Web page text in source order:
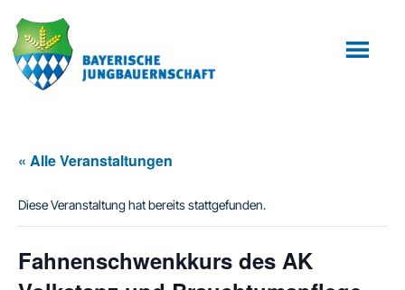
Inhalt
springen
Fußzeile
springen
« Alle Veranstaltungen
Diese Veranstaltung hat bereits stattgefunden.
Fahnenschwenkkurs des AK